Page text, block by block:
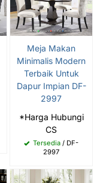
Meja Makan
Minimalis Modern
Terbaik Untuk
Dapur Impian DF-
2997
*Harga Hubungi
CS
Tersedia / DF-
2997